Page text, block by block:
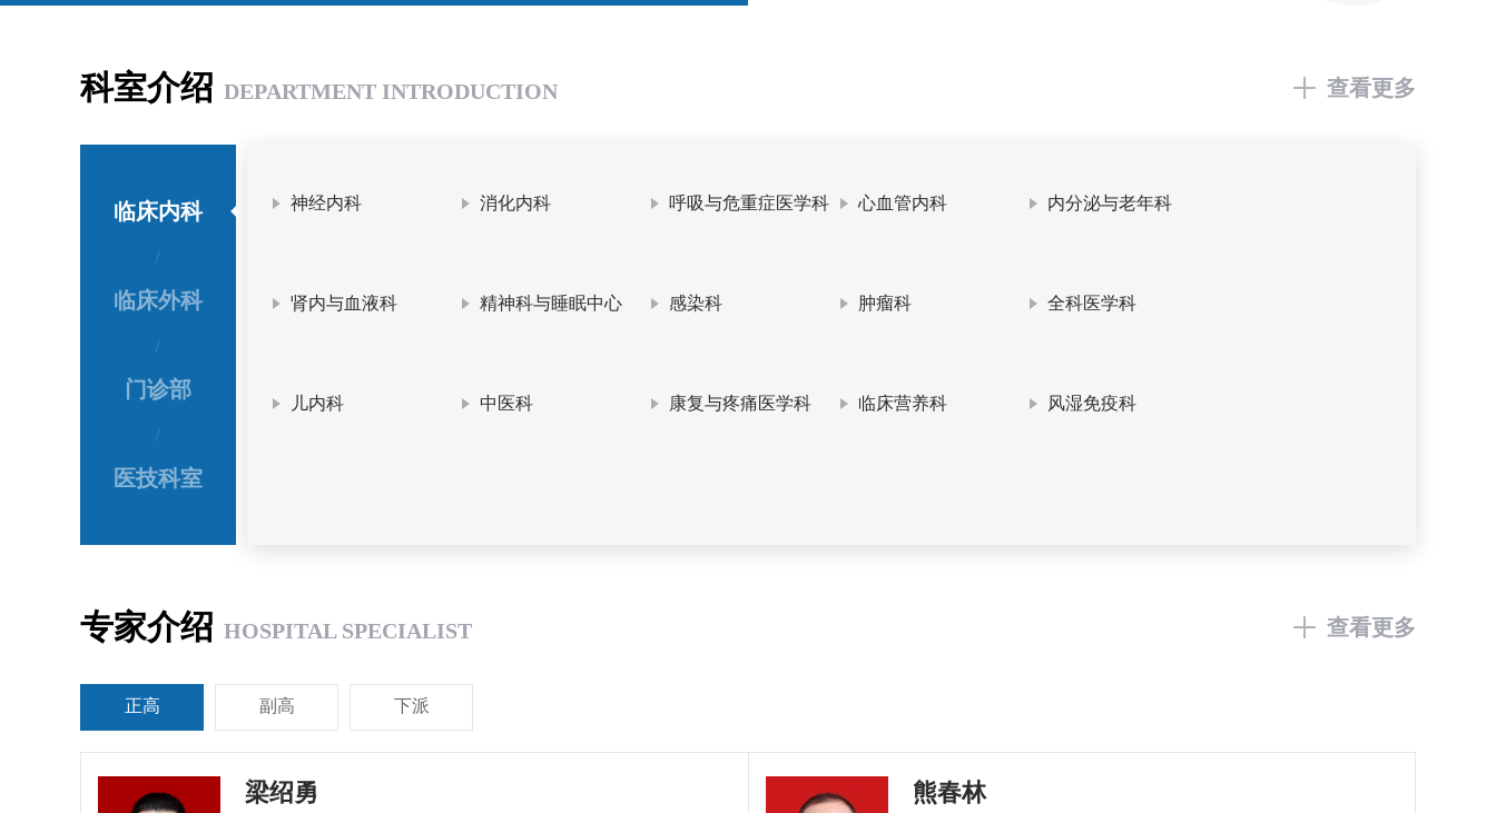
科室介绍 DEPARTMENT INTRODUCTION 查看更多
临床内科
/
临床外科
/
门诊部
/
医技科室
神经内科 消化内科 呼吸与危重症医学科 心血管内科 内分泌与老年科
肾内与血液科 精神科与睡眠中心 感染科 肿瘤科 全科医学科
儿内科 中医科 康复与疼痛医学科 临床营养科 风湿免疫科
专家介绍 HOSPITAL SPECIALIST 查看更多
正高 副高 下派
梁绍勇 熊春林